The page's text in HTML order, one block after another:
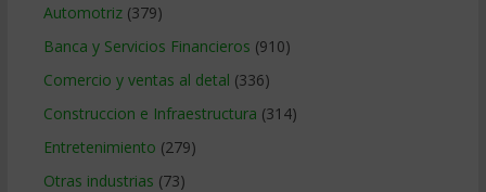
Automotriz(379)
Banca y Servicios Financieros (910)
Comercio y ventas al detal (336)
Construccion e Infraestructura (314)
Entretenimiento (279)
Otras industrias (73)